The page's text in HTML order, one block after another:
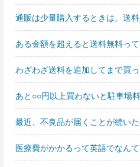
通販は少量購入するときは、送
ある金額を超えると送料無料っ
わざわざ送料を追加してまで買
あと○○円以上買わないと駐車場
最近、不良品が届くことが続い
医療費がかかるって英語でなん